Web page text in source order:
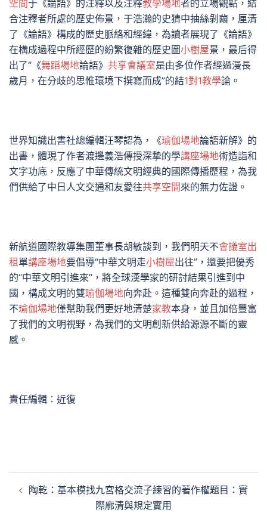
空間于《論語》的注釋以及注釋教學場地者的立場觀點，結
合注釋者所處的歷史佈景，于浩瀚的史猜中抽絲剝繭，厘清
了《論語》構成的歷史脈絡和經緯，為讀者展現了《論語》
在構成過程中所經歷的紛繁復雜的歷史圖小樹屋景，最后得
出了“《舞蹈場地論語》 共享會議室是由多位作者經過漫長
歲月，在分歧的思惟環境下撰寫而成”的結1對1教學論。
世界知識出書社總編輯汪琴認為，《瑜伽場地論語新解》的
出書，體現了作者渡邊義浩傳授深摯的學講座場地術造詣和
文字功底，反應了中華傳統文明經典的國際傳播歷程，為我
們供給了中日人文交通和友愛往共享空間來的無力佐證。
新航道國際教導集團董事長胡敏談到，我們明天不會議室出
租 單講座場地要倡導“中華文明走小樹屋出往”，還要把優秀
的“中華文明引進來”，將全球漢學家的研討結果引進到中
國，構成文明的雙瑜伽場地向奔赴。這種雙向奔赴的過程，
不瑜伽場地僅幫助我們更好地清楚家教本身，並且加倍豐富
了我們的文明視野，為我們的文明創新供給源源不斷的靈
感。
責任編輯：近復
章
陶乾：基本模找九宮格交流子練習的著作權題目：實
際廓清與規定實用